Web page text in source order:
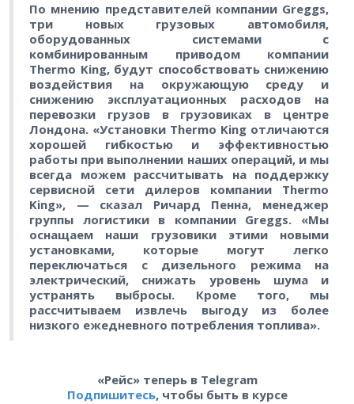
По мнению представителей компании Greggs,
три новых грузовых автомобиля,
оборудованных системами с
комбинированным приводом компании
Thermo King, будут способствовать снижению
воздействия на окружающую среду и
снижению эксплуатационных расходов на
перевозки грузов в грузовиках в центре
Лондона. «Установки Thermo King отличаются
хорошей гибкостью и эффективностью
работы при выполнении наших операций, и мы
всегда можем рассчитывать на поддержку
сервисной сети дилеров компании Thermo
King», — сказал Ричард Пенна, менеджер
группы логистики в компании Greggs. «Мы
оснащаем наши грузовики этими новыми
установками, которые могут легко
переключаться с дизельного режима на
электрический, снижать уровень шума и
устранять выбросы. Кроме того, мы
рассчитываем извлечь выгоду из более
низкого ежедневного потребления топлива».
«Рейс» теперь в Telegram
Подпишитесь, чтобы быть в курсе